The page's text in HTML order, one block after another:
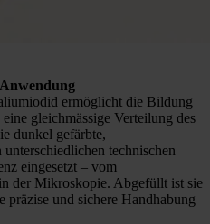
ermöglicht die Bildung
gleichmässige Verteilung des
dunkel gefärbte,
technischen
eingesetzt – vom
der Mikroskopie. Abgefüllt ist sie
präzise und sichere Handhabung